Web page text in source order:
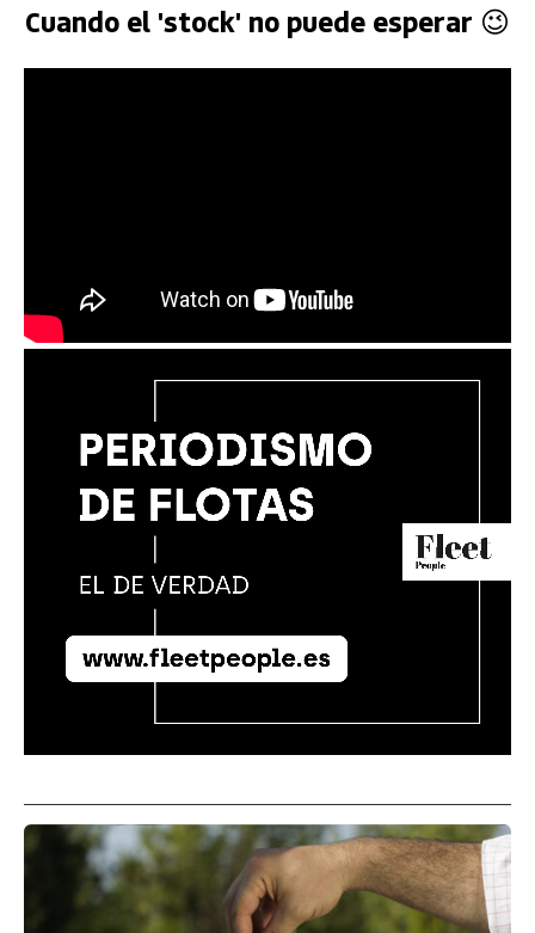
Cuando el 'stock' no puede esperar 😉